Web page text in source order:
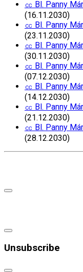
㏄ Bl. Panny
(16.11.2030)
㏄ Bl. Panny
(23.11.2030)
㏄ Bl. Panny
(30.11.2030)
㏄ Bl. Panny
(07.12.2030)
㏄ Bl. Panny
(14.12.2030)
㏄ Bl. Panny
(21.12.2030)
㏄ Bl. Panny
(28.12.2030)
Unsubscribe